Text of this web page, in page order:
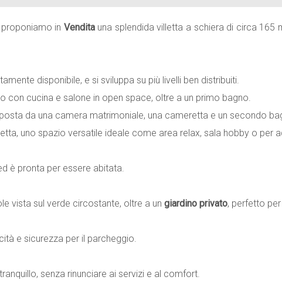
in Venditauna splendida villetta a schiera di circa 165
disponibile, e si sviluppa su più livelli ben distribuiti.
con cucina e salone in open space, oltre a un primo bagno.
da una camera matrimoniale, una cameretta e un secondo
uno spazio versatile ideale come area relax, sala hobby o per
è pronta per essere abitata.
vista sul verde circostante, oltre a un giardino privato, perfetto
e sicurezza per il parcheggio.
senza rinunciare ai servizi e al comfort.